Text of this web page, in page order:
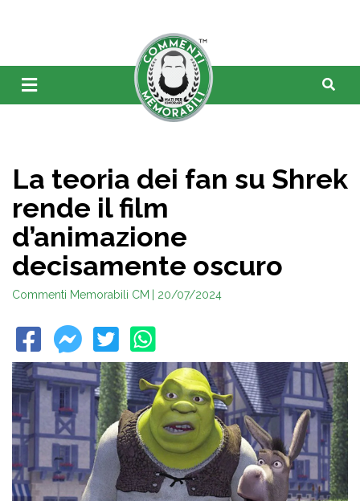
La teoria dei fan su Shrek
rende il film
d’animazione
decisamente oscuro
Commenti Memorabili CM | 20/07/2024